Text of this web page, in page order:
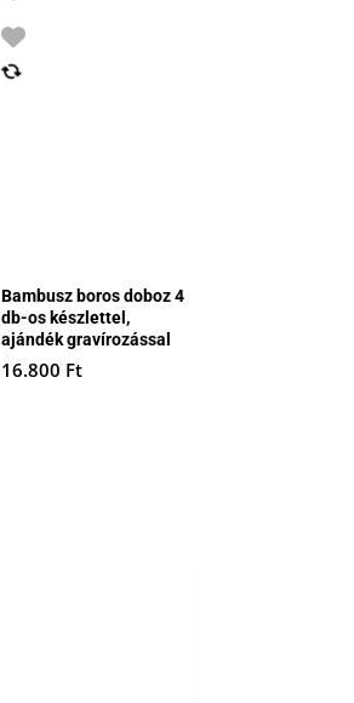
Bambusz boros doboz 4
db-os készlettel,
ajándék gravírozással
16.800 Ft